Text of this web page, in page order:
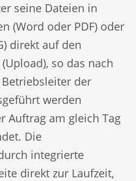
seine Dateien in
(Word oder PDF) oder
direkt auf den
so das nach
der
werden
Auftrag am gleich Tag
Die
integrierte
direkt zur Laufzeit,